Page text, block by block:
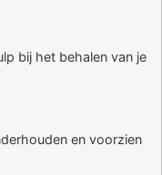
bij het behalen van je
en voorzien